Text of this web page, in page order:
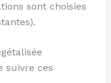
sont choisies
suivre ces